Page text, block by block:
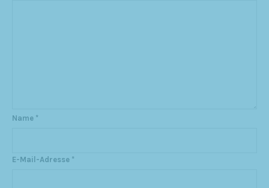
Name *
E-Mail-Adresse *